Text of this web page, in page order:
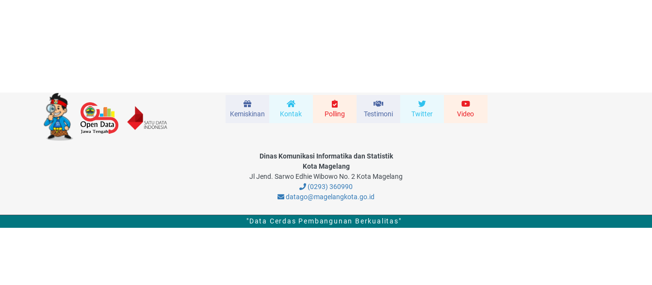
Kemiskinan Kontak Polling Testimoni Twitter Video
Dinas Komunikasi Informatika dan Statistik
Kota Magelang
Jl Jend. Sarwo Edhie Wibowo No. 2 Kota Magelang
(0293) 360990
datago@magelangkota.go.id
"Data Cerdas Pembangunan Berkualitas"